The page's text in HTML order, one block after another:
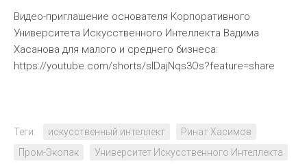
Видео-приглашение основателя Корпоративного
Университета Искусственного Интеллекта Вадима
Хасанова для малого и среднего бизнеса:
https://youtube.com/shorts/sIDajNqs3Os?feature=share
Теги: искусственный интеллект
Ринат Хасимов
Пром-Экопак
Университет Искусственного Интеллекта